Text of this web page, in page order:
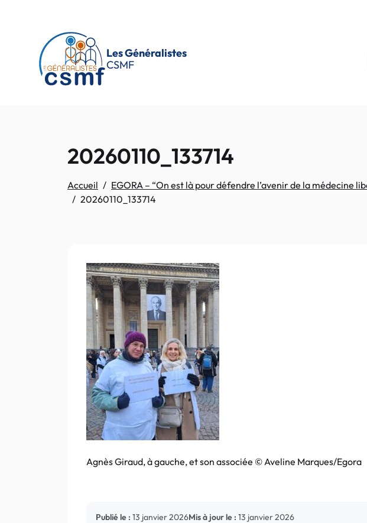
Les Généralistes
CSMF
20260110_133714
Accueil
EGORA – “On est là pour défendre l’avenir de la médecine
20260110_133714
Agnès Giraud, à gauche, et son associée © Aveline Marques/Egora
Publié le : 13 janvier 2026Mis à jour le : 13 janvier 2026